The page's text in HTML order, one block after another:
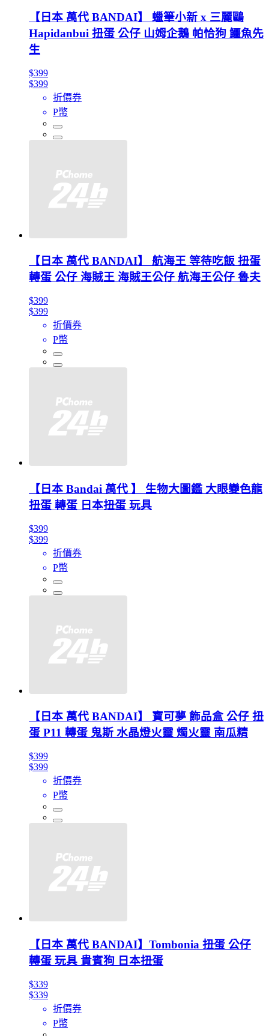
【日本 萬代 BANDAI】 蠟筆小新 x 三麗鷗
Hapidanbui 扭蛋 公仔 山姆企鵝 帕恰狗 鱷魚先
生
$399
$399
折價券
P幣
【日本 萬代 BANDAI】 航海王 等待吃飯 扭蛋
轉蛋 公仔 海賊王 海賊王公仔 航海王公仔 魯夫
$399
$399
折價券
P幣
【日本 Bandai 萬代 】 生物大圖鑑 大眼變色龍
扭蛋 轉蛋 日本扭蛋 玩具
$399
$399
折價券
P幣
【日本 萬代 BANDAI】 寶可夢 飾品盒 公仔 扭
蛋 P11 轉蛋 鬼斯 水晶燈火靈 燭火靈 南瓜精
$399
$399
折價券
P幣
【日本 萬代 BANDAI】Tombonia 扭蛋 公仔
轉蛋 玩具 貴賓狗 日本扭蛋
$339
$339
折價券
P幣